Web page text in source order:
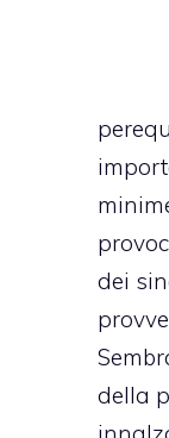
dei
della